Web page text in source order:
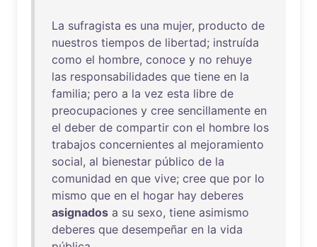
La sufragista es una mujer, producto de
nuestros tiempos de libertad; instruída
como el hombre, conoce y no rehuye
las responsabilidades que tiene en la
familia; pero a la vez esta libre de
preocupaciones y cree sencillamente en
el deber de compartir con el hombre los
trabajos concernientes al mejoramiento
social, al bienestar público de la
comunidad en que vive; cree que por lo
mismo que en el hogar hay deberes
asignados a su sexo, tiene asimismo
deberes que desempeñar en la vida